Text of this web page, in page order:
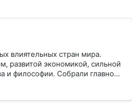
влиятельных стран мира.
развитой экономикой, сильной
и философии. Собрали главное